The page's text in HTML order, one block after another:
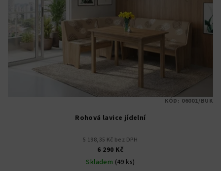
Rohová lavice jídelní
5 198,35 Kč bez DPH
6 290 Kč
Skladem (49 ks)
KÓD: 06001/BUK